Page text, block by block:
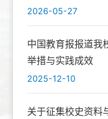
2026-05-27
中国教育报报道我
举措与实践成效
2025-12-10
关于征集校史资料